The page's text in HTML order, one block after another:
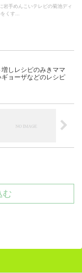
手めんこいテレビの菊池ディ
くす...
しレシピのみきママ
ョーザなどのレシピ
む